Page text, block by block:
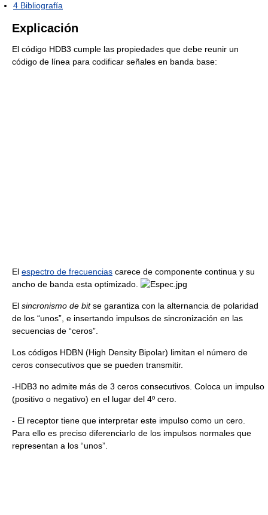
4 Bibliografía
Explicación
El código HDB3 cumple las propiedades que debe reunir un
código de línea para codificar señales en banda base:
El espectro de frecuencias carece de componente continua y su
ancho de banda esta optimizado.
El sincronismo de bitse garantiza con la alternancia de polaridad
de los “unos”, e insertando impulsos de sincronización en las
secuencias de “ceros”.
Los códigos HDBN (High Density Bipolar) limitan el número de
ceros consecutivos que se pueden transmitir.
-HDB3 no admite más de 3 ceros consecutivos. Coloca un impulso
(positivo o negativo) en el lugar del 4º cero.
- El receptor tiene que interpretar este impulso como un cero.
Para ello es preciso diferenciarlo de los impulsos normales que
representan a los “unos”.